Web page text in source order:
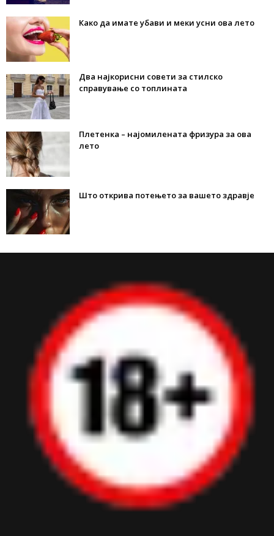
Како да имате убави и меки усни ова лето
Два најкорисни совети за стилско
справување со топлината
Плетенка – најомилената фризура за ова
лето
Што открива потењето за вашето здравје